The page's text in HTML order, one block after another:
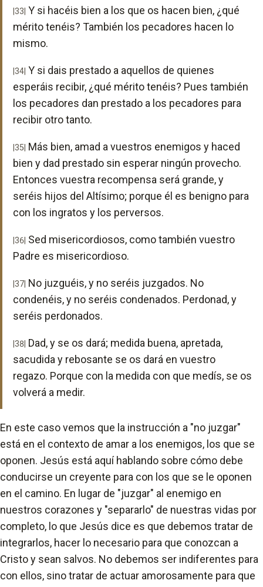
|33| Y si hacéis bien a los que os hacen bien, ¿qué
mérito tenéis? También los pecadores hacen lo
mismo.
|34| Y si dais prestado a aquellos de quienes
esperáis recibir, ¿qué mérito tenéis? Pues también
los pecadores dan prestado a los pecadores para
recibir otro tanto.
|35| Más bien, amad a vuestros enemigos y haced
bien y dad prestado sin esperar ningún provecho.
Entonces vuestra recompensa será grande, y
seréis hijos del Altísimo; porque él es benigno para
con los ingratos y los perversos.
|36| Sed misericordiosos, como también vuestro
Padre es misericordioso.
|37| No juzguéis, y no seréis juzgados. No
condenéis, y no seréis condenados. Perdonad, y
seréis perdonados.
|38| Dad, y se os dará; medida buena, apretada,
sacudida y rebosante se os dará en vuestro
regazo. Porque con la medida con que medís, se os
volverá a medir.
En este caso vemos que la instrucción a "no juzgar"
está en el contexto de amar a los enemigos, los que se
oponen. Jesús está aquí hablando sobre cómo debe
conducirse un creyente para con los que se le oponen
en el camino. En lugar de "juzgar" al enemigo en
nuestros corazones y "separarlo" de nuestras vidas por
completo, lo que Jesús dice es que debemos tratar de
integrarlos, hacer lo necesario para que conozcan a
Cristo y sean salvos. No debemos ser indiferentes para
con ellos, sino tratar de actuar amorosamente para que